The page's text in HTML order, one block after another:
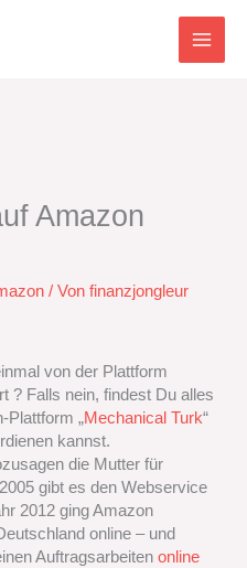
Amazon
/ Von finanzjongleur
von der Plattform
? Falls nein, findest Du alles
Plattform „Mechanical Turk“
kannst.
die Mutter für
gibt es den Webservice
2012 ging Amazon
online – und
Auftragsarbeiten online